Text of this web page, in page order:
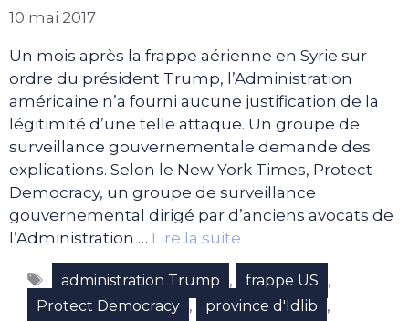
10 mai 2017
Un mois après la frappe aérienne en Syrie sur
ordre du président Trump, l’Administration
américaine n’a fourni aucune justification de la
légitimité d’une telle attaque. Un groupe de
surveillance gouvernementale demande des
explications. Selon le New York Times, Protect
Democracy, un groupe de surveillance
gouvernemental dirigé par d’anciens avocats de
l’Administration … Lire la suite
Étiquettes
administration Trump , frappe US ,
Protect Democracy , province d'Idlib ,